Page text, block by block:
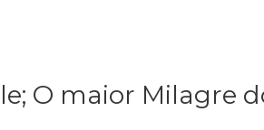
O maior Milagre